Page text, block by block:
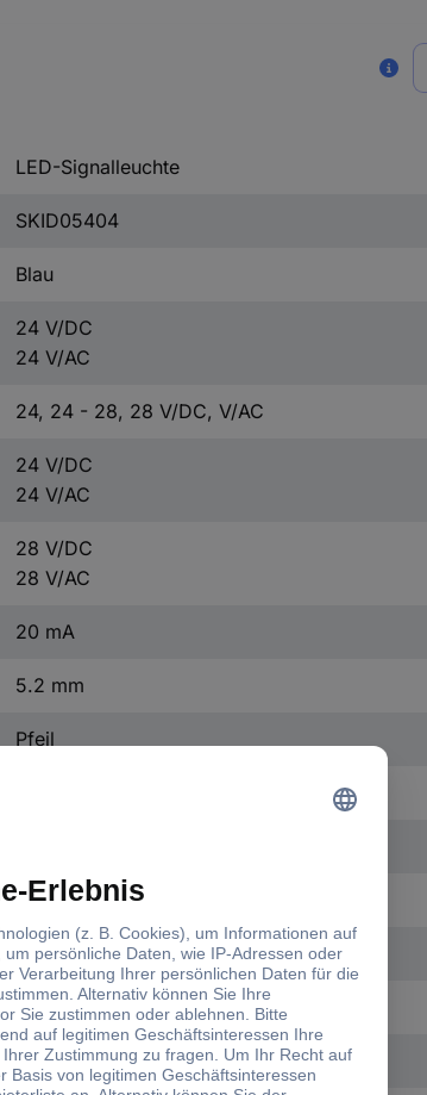
LED-Signalleuchte
SKID05404
Blau
24 V/DC
24 V/AC
24, 24 - 28, 28 V/DC, V/AC
24 V/DC
24 V/AC
28 V/DC
28 V/AC
20 mA
5.2 mm
Pfeil
SnapIn
Symbol
Lötfahne
(Ø) 4.8 mm